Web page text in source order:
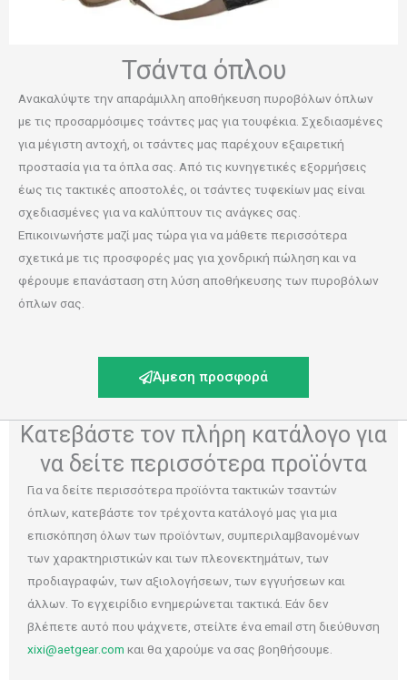
Τσάντα όπλου
Ανακαλύψτε την απαράμιλλη αποθήκευση πυροβόλων όπλων
με τις προσαρμόσιμες τσάντες μας για τουφέκια. Σχεδιασμένες
για μέγιστη αντοχή, οι τσάντες μας παρέχουν εξαιρετική
προστασία για τα όπλα σας. Από τις κυνηγετικές εξορμήσεις
έως τις τακτικές αποστολές, οι τσάντες τυφεκίων μας είναι
σχεδιασμένες για να καλύπτουν τις ανάγκες σας.
Επικοινωνήστε μαζί μας τώρα για να μάθετε περισσότερα
σχετικά με τις προσφορές μας για χονδρική πώληση και να
φέρουμε επανάσταση στη λύση αποθήκευσης των πυροβόλων
όπλων σας.
Άμεση προσφορά
Κατεβάστε τον πλήρη κατάλογο για
να δείτε περισσότερα προϊόντα
Για να δείτε περισσότερα προϊόντα τακτικών τσαντών
όπλων, κατεβάστε τον τρέχοντα κατάλογό μας για μια
επισκόπηση όλων των προϊόντων, συμπεριλαμβανομένων
των χαρακτηριστικών και των πλεονεκτημάτων, των
προδιαγραφών, των αξιολογήσεων, των εγγυήσεων και
άλλων. Το εγχειρίδιο ενημερώνεται τακτικά. Εάν δεν
βλέπετε αυτό που ψάχνετε, στείλτε ένα email στη διεύθυνση
xixi@aetgear.com και θα χαρούμε να σας βοηθήσουμε.